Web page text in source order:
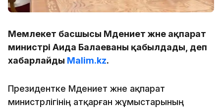
Мемлекет басшысы Мәдениет және ақпарат
министрі Аида Балаеваны қабылдады, деп
хабарлайды Malim.kz.
Президентке Мәдениет және ақпарат
министрлігінің атқарған жұмыстарының